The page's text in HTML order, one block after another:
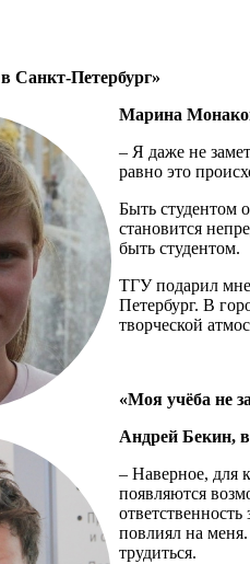
Санкт-Петербург»
Марина
– Я даже не
равно это
Быть студентом
становится
быть студентом.
ТГУ подарил
Петербург. В
творческой
«Моя учёба не
Андрей Бекин,
– Наверное, для
появляются
повлиял на
трудиться.